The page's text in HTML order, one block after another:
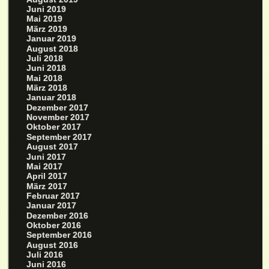
Juni 2019
Mai 2019
März 2019
Januar 2019
August 2018
Juli 2018
Juni 2018
Mai 2018
März 2018
Januar 2018
Dezember 2017
November 2017
Oktober 2017
September 2017
August 2017
Juni 2017
Mai 2017
April 2017
März 2017
Februar 2017
Januar 2017
Dezember 2016
Oktober 2016
September 2016
August 2016
Juli 2016
Juni 2016